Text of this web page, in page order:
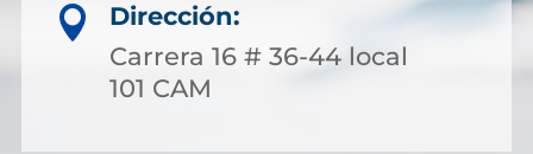

Dirección:
Carrera 16 # 36-44 local
101 CAM